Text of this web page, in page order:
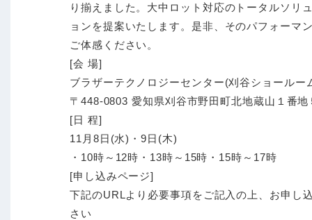
り揃えました。大中ロット対応のトータルソリ
ョンを提案いたします。是非、そのパフォーマ
ご体感ください。
[会 場]
ブラザーテクノロジーセンター(刈谷ショールー
〒448-0803 愛知県刈谷市野田町北地蔵山１番地
[日 程]
11月8日(水)・9日(木)
・10時～12時・13時～15時・15時～17時
[申し込みページ]
下記のURLより必要事項をご記入の上、お申し
さい